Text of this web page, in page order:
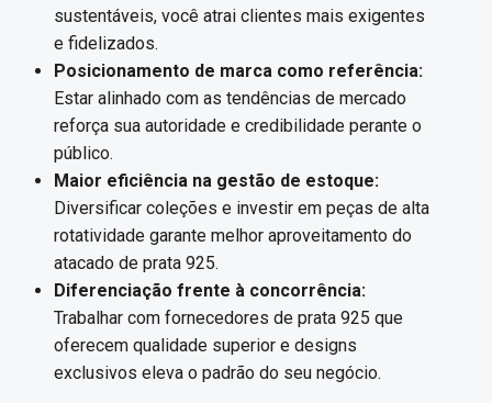
sustentáveis, você atrai clientes mais exigentes
e fidelizados.
Posicionamento de marca como referência:
Estar alinhado com as tendências de mercado
reforça sua autoridade e credibilidade perante o
público.
Maior eficiência na gestão de estoque:
Diversificar coleções e investir em peças de alta
rotatividade garante melhor aproveitamento do
atacado de prata 925.
Diferenciação frente à concorrência:
Trabalhar com fornecedores de prata 925 que
oferecem qualidade superior e designs
exclusivos eleva o padrão do seu negócio.